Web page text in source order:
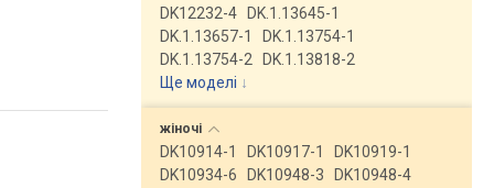
DK12232-4
DK.1.13645-1
DK.1.13657-1
DK.1.13754-1
DK.1.13754-2
DK.1.13818-2
Ще моделі ↓
жіночі
DK10914-1 DK10917-1
DK10919-1
DK10934-6
DK10948-3
DK10948-4